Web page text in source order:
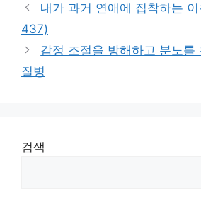
내가 과거 연애에 집착하는
437)
감정 조절을 방해하고 분노를
질병
검색